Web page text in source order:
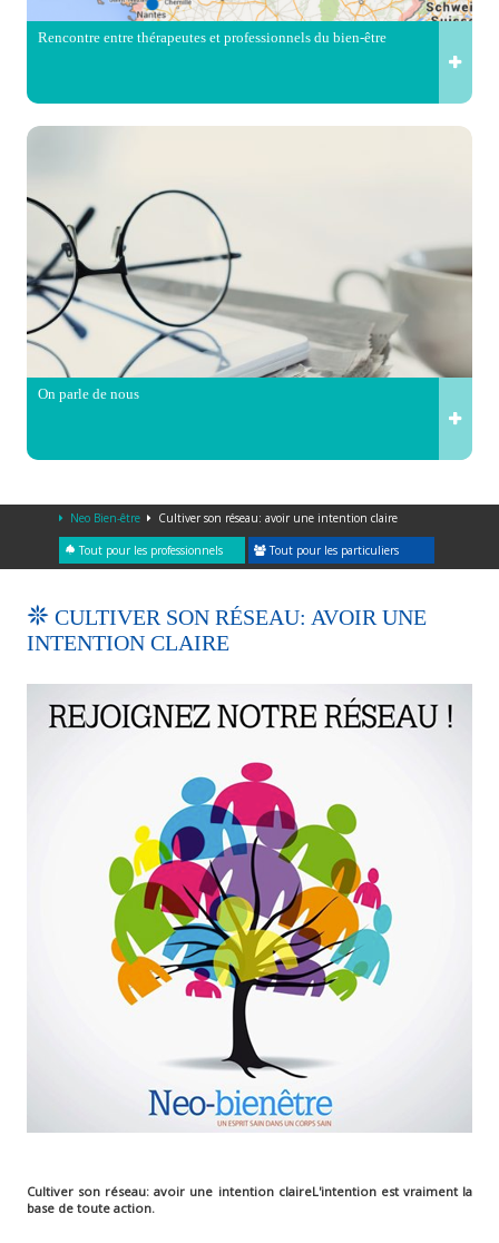
Rencontre entre thérapeutes et professionnels du bien-être
On parle de nous
Neo Bien-être Cultiver son réseau: avoir une intention claire
Tout pour les professionnels Tout pour les particuliers
CULTIVER SON RÉSEAU: AVOIR UNE
INTENTION CLAIRE
Cultiver son réseau: avoir une intention claireL'intention est vraiment la
base de toute action.